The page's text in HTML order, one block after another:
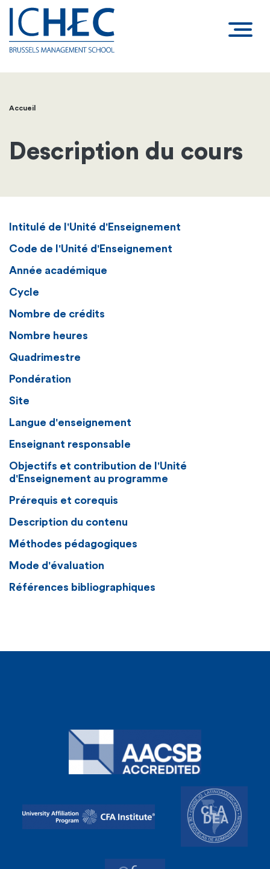
Fil
d'Ariane
Accueil
Description du cours
Intitulé de l'Unité d'Enseignement
Code de l'Unité d'Enseignement
Année académique
Cycle
Nombre de crédits
Nombre heures
Quadrimestre
Pondération
Site
Langue d'enseignement
Enseignant responsable
Objectifs et contribution de l'Unité
d'Enseignement au programme
Prérequis et corequis
Description du contenu
Méthodes pédagogiques
Mode d'évaluation
Références bibliographiques